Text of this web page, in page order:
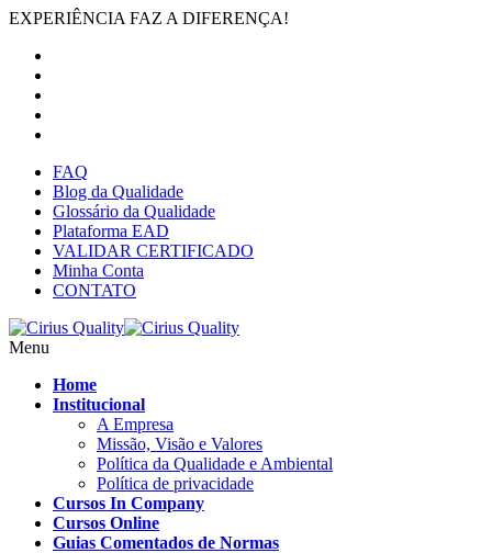
EXPERIÊNCIA FAZ A DIFERENÇA!
FAQ
Blog da Qualidade
Glossário da Qualidade
Plataforma EAD
VALIDAR CERTIFICADO
Minha Conta
CONTATO
Menu
Home
Institucional
A Empresa
Missão, Visão e Valores
Política da Qualidade e Ambiental
Política de privacidade
Cursos In Company
Cursos Online
Guias Comentados de Normas